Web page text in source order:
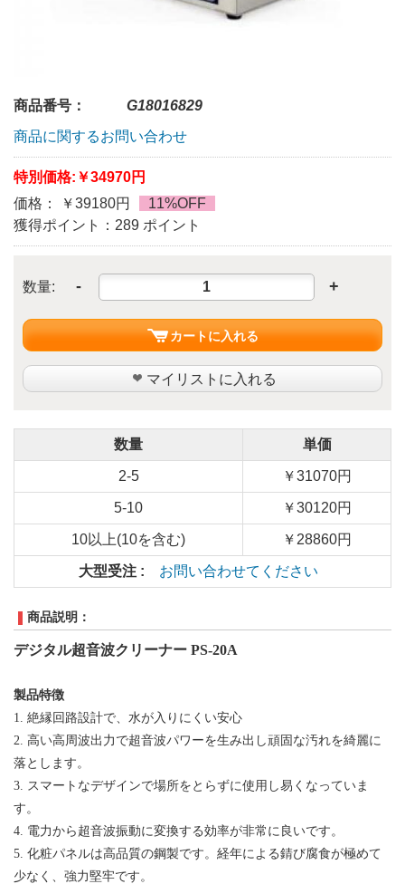
商品番号：
G18016829
商品に関するお問い合わせ
特別価格: ￥34970円
価格： ￥39180円
11%OFF
獲得ポイント：289 ポイント
数量: - +
カートに入れる
マイリストに入れる
数量 単価
2-5 ￥31070円
5-10 ￥30120円
10以上(10を含む) ￥28860円
大型受注 : お問い合わせてください
商品説明：
デジタル超音波クリーナー PS-20A
製品特徴
1. 絶縁回路設計で、 水が入りにくい安心
2. 高い高周波出力で超音波パワーを生み出し頑固な汚れを綺麗に
落とします。
3. スマートなデザインで場所をとらずに使用し易くなっていま
す。
4. 電力から超音波振動に変換する効率が非常に良いです。
5. 化粧パネルは高品質の鋼製です。経年による錆び腐食が極めて
少なく、強力堅牢です。